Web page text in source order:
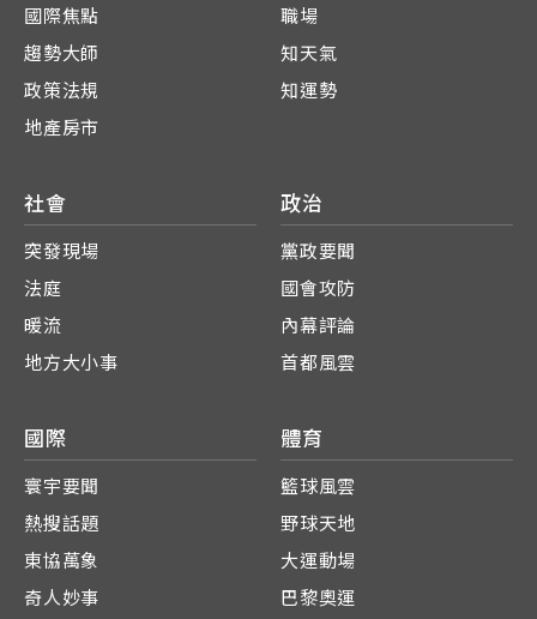
國際焦點
趨勢大師
政策法規
地產房市
職場
知天氣
知運勢
社會
突發現場
法庭
暖流
地方大小事
政治
黨政要聞
國會攻防
內幕評論
首都風雲
國際
寰宇要聞
熱搜話題
東協萬象
奇人妙事
體育
籃球風雲
野球天地
大運動場
巴黎奧運